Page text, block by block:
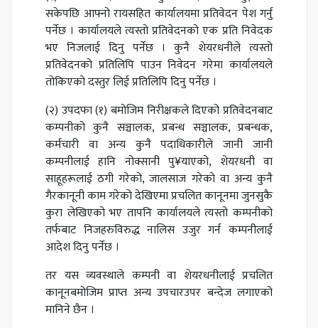
सकेपछि आफ्नो रायसहित कार्यालयमा प्रतिवेदन पेश गर्नु
पर्नेछ । कार्यालयले त्यस्तो प्रतिवेदनको एक प्रति निवेदक
भए निजलाई दिनु पर्नेछ । कुनै शेयरधनीले त्यस्तो
प्रतिवेदनको प्रतिलिपि पाउन निवेदन गरेमा कार्यालयले
तोकिएको दस्तुर लिई प्रतिलिपि दिनु पर्नेछ ।
(२) उपदफा (१) बमोजिम निरीक्षकले दिएको प्रतिवेदनबाट
कम्पनीको कुनै सञ्चालक, प्रबन्ध सञ्चालक, प्रबन्धक,
कर्मचारी वा अन्य कुनै पदाधिकारीले जानी जानी
कम्पनीलाई हानि नोक्सानी पु¥याएको, शेयरधनी वा
साहूहरूलाई ठगी गरेको, जालसाज गरेको वा अन्य कुनै
गैरकानूनी काम गरेको देखिएमा प्रचलित कानूनमा जुनसुकै
कुरा लेखिएको भए तापनि कार्यालयले त्यस्तो कम्पनीको
तर्फबाट निजहरुविरुद्ध नालिस उजुर गर्न कम्पनीलाई
आदेश दिनु पर्नेछ ।
तर यस व्यवस्थाले कम्पनी वा शेयरधनीलाई प्रचलित
कानूनबमोजिम प्राप्त अन्य उपचारउपर बन्देज लगाएको
मानिने छैन ।